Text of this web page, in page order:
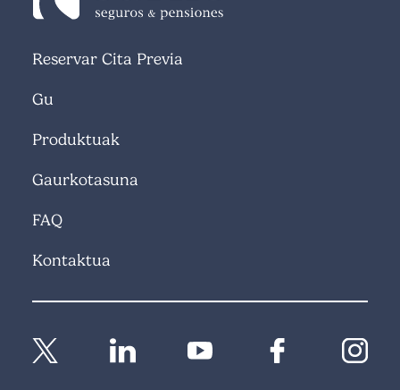
Reservar Cita Previa
Gu
Produktuak
Gaurkotasuna
FAQ
Kontaktua